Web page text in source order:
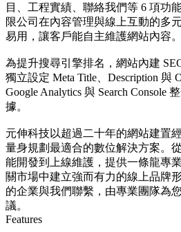
目、工程實績、聯絡我們等 6 項功
限公司在內容管理與線上互動的多
易用，讓客戶能自主維護網站內容。
為提升搜尋引擎排名，網站內建
獨立設定 Meta Title、Description 與
Google Analytics 與 Search Console
據。
元伸科技以超過二十年的網站建置
量身規劃最適合的數位解決方案。
能開發到上線維護，提供一條龍專
關市場中建立強而有力的線上品牌
的企業與我們聯繫，由專業團隊為
議。
Features